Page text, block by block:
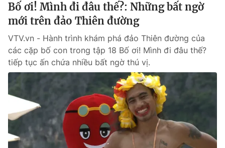
Liên hệ tòa soạn English
THỜI BÁO VTV
Theo dõi báo trên
Cơ quan chủ quản:
Đài Truyền hình Việt Nam
Cơ quan báo chí:Thời báo VTV
Bố ơi! Mình đi đâu thế?: Những bất ngờ
mới trên đảo Thiên đường
VTV.vn - Hành trình khám phá đảo Thiên đường của
các cặp bố con trong tập 18 Bố ơi! Mình đi đâu thế?
tiếp tục ấn chứa nhiều bất ngờ thú vị.